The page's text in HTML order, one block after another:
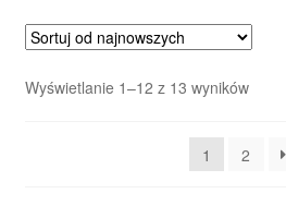
Wyświetlanie 1–12 z 13 wyników
1
2